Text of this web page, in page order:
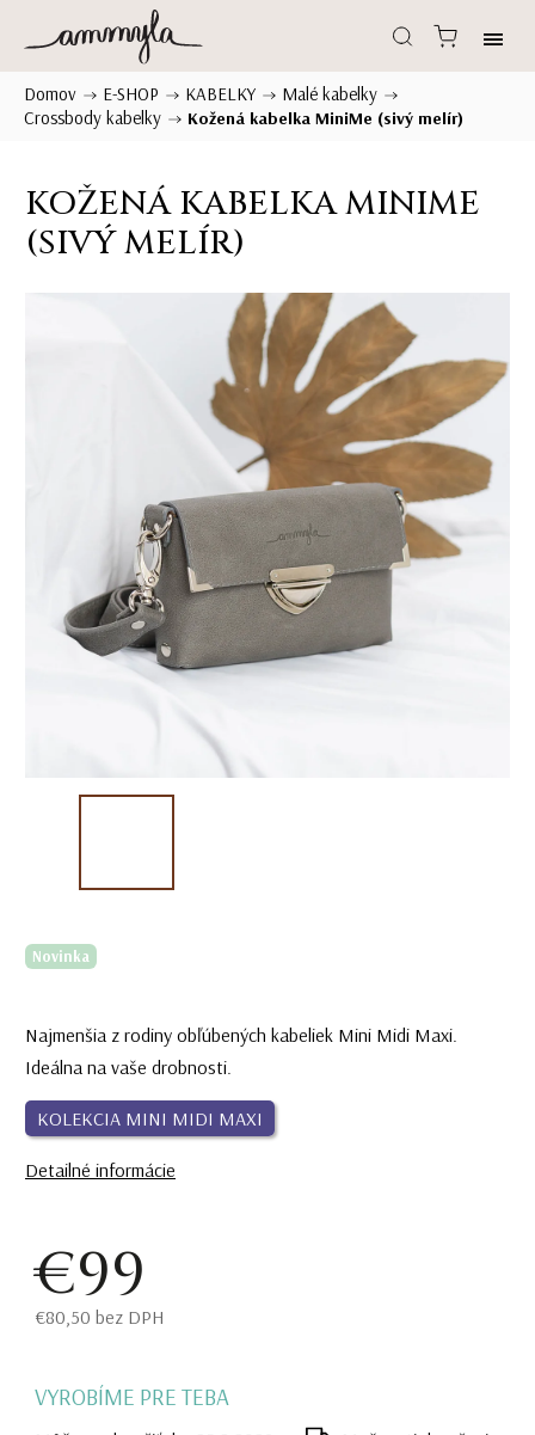
Domov / E-SHOP / KABELKY / Malé kabelky /
Crossbody kabelky / Kožená kabelka MiniMe (sivý melír)
KOŽENÁ KABELKA MINIME
(SIVÝ MELÍR)
Najmenšia z rodiny obľúbených kabeliek Mini Midi Maxi.
Ideálna na vaše drobnosti.
KOLEKCIA MINI MIDI MAXI
Detailné informácie
Novinka
€99
€80,50 bez DPH
VYROBÍME PRE TEBA